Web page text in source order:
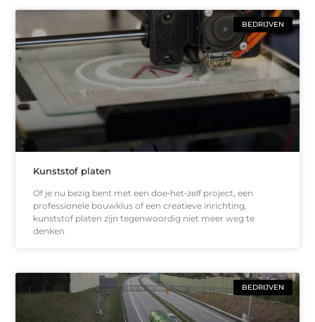
BEDRIJVEN
Kunststof platen
Of je nu bezig bent met een doe‑het‑zelf project, een
professionele bouwklus of een creatieve inrichting,
kunststof platen zijn tegenwoordig niet meer weg te
denken
BEDRIJVEN